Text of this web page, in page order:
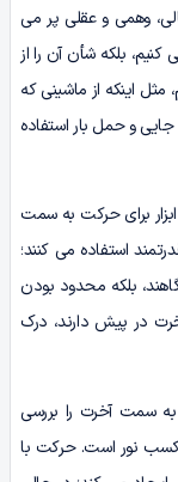
وهمی و عقلی پر می
بلکه شأن آن را از
اینکه از ماشینی که
و حمل بار استفاده
برای حرکت به سمت
استفاده می کنند؛
بلکه محدود بودن
در پیش دارند، درک
سمت آخرت را بررسی
کسب نور است. حرکت با